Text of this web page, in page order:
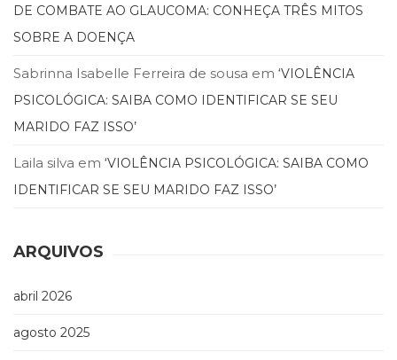
DE COMBATE AO GLAUCOMA: CONHEÇA TRÊS MITOS
SOBRE A DOENÇA
Sabrinna Isabelle Ferreira de sousa em ‘VIOLÊNCIA
PSICOLÓGICA: SAIBA COMO IDENTIFICAR SE SEU
MARIDO FAZ ISSO’
Laila silva em ‘VIOLÊNCIA PSICOLÓGICA: SAIBA COMO
IDENTIFICAR SE SEU MARIDO FAZ ISSO’
ARQUIVOS
abril 2026
agosto 2025